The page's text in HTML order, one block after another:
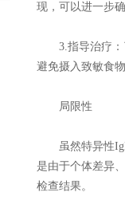
现，可以进一步
3.指导治疗：了
避免摄入致敏食
局限性
虽然特异性IgE
是由于个体差异
检查结果。